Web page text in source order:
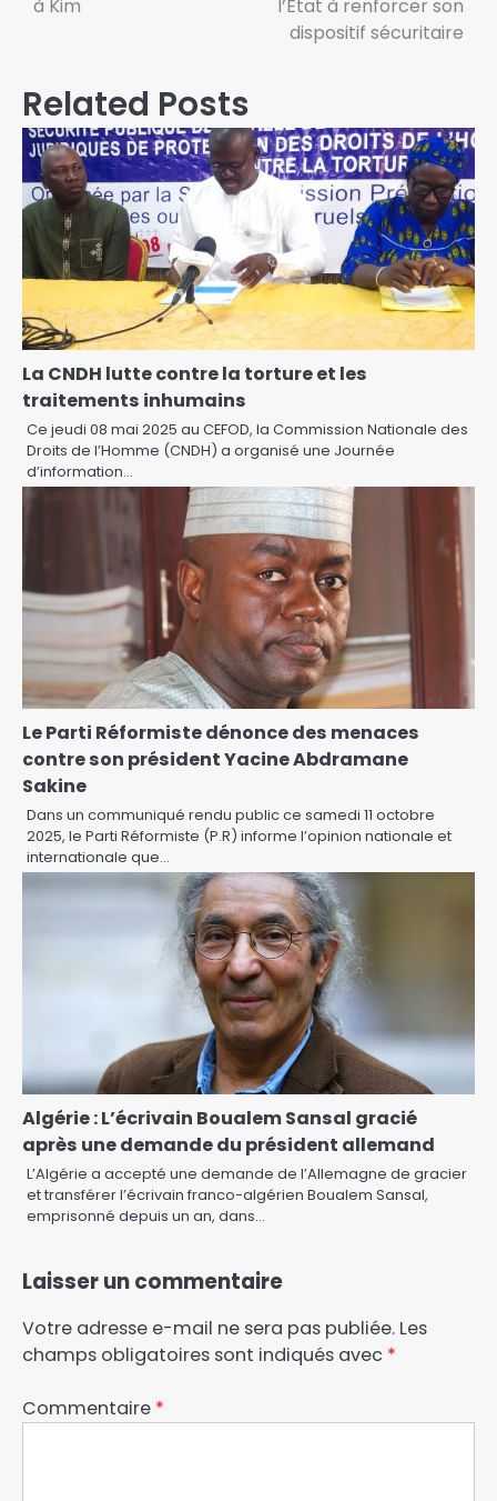
à Kim
l’État à renforcer son
dispositif sécuritaire
Related Posts
La CNDH lutte contre la torture et les
traitements inhumains
Ce jeudi 08 mai 2025 au CEFOD, la Commission Nationale des
Droits de l’Homme (CNDH) a organisé une Journée
d’information…
Le Parti Réformiste dénonce des menaces
contre son président Yacine Abdramane
Sakine
Dans un communiqué rendu public ce samedi 11 octobre
2025, le Parti Réformiste (P.R) informe l’opinion nationale et
internationale que…
Algérie : L’écrivain Boualem Sansal gracié
après une demande du président allemand
L’Algérie a accepté une demande de l’Allemagne de gracier
et transférer l’écrivain franco-algérien Boualem Sansal,
emprisonné depuis un an, dans…
Laisser un commentaire
Votre adresse e-mail ne sera pas publiée. Les
champs obligatoires sont indiqués avec *
Commentaire *